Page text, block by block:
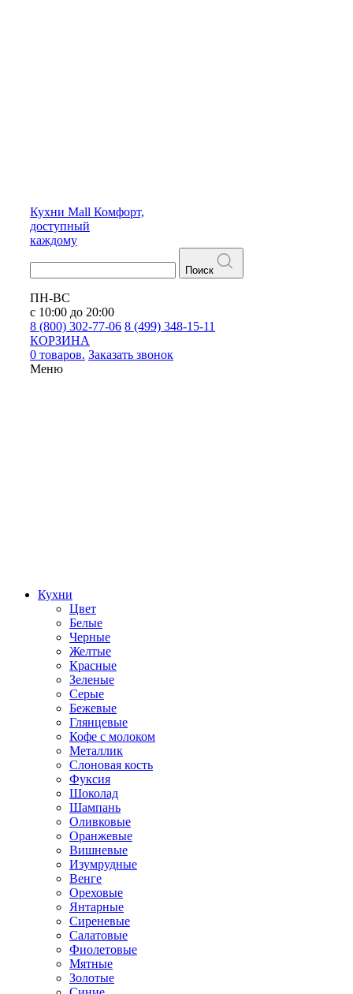
Кухни Mall Комфорт,
доступный
каждому
Поиск
ПН-ВС
с 10:00 до 20:00
8 (800) 302-77-06 8 (499) 348-15-11
КОРЗИНА
0 товаров. Заказать звонок
Меню
Кухни
Цвет
Белые
Черные
Желтые
Красные
Зеленые
Серые
Бежевые
Глянцевые
Кофе с молоком
Металлик
Слоновая кость
Фуксия
Шоколад
Шампань
Оливковые
Оранжевые
Вишневые
Изумрудные
Венге
Ореховые
Янтарные
Сиреневые
Салатовые
Фиолетовые
Мятные
Золотые